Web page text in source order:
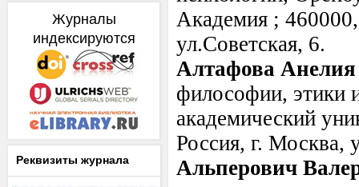
Журналы
индексируются
Реквизиты журнала
Академия ; 460000,
ул.Советская, 6.
Алтафова
философии, этики
академический
Россия, г. Москва,
Альперович